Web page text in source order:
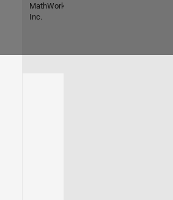
MathWorks,
Inc.